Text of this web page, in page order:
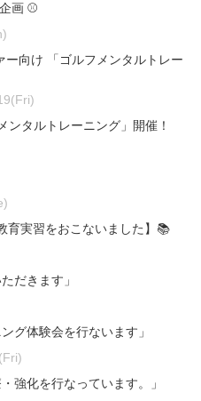
画 ⚾
ー向け 「ゴルフメンタルトレー
ンタルトレーニング」開催！
育実習をおこないました】📚
だきます」
グ体験会を行ないます」
強化を行なっています。」